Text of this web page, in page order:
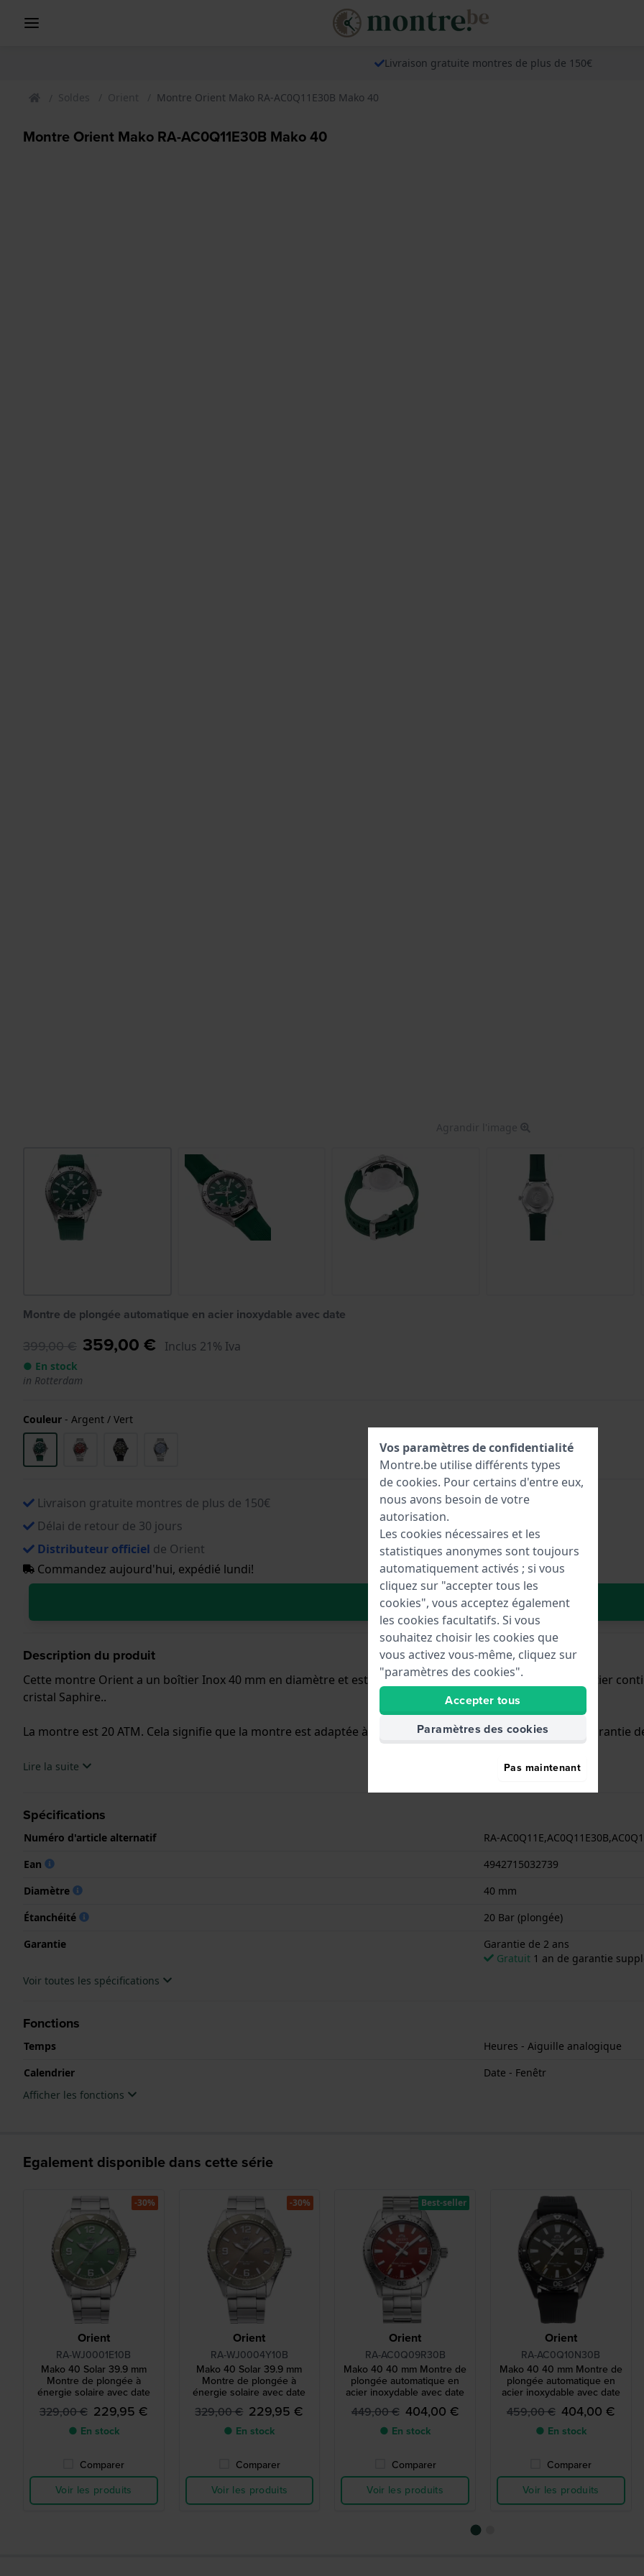
Livraison gratuite montres de plus de 150€
Soldes Orient Montre Orient Mako RA-AC0Q11E30B Mako 40
Montre Orient Mako RA-AC0Q11E30B Mako 40
Agrandir l'image
Montre de plongée automatique en acier inoxydable avec date
399,00 € 359,00 € Inclus 21% Iva
● En stock
in Rotterdam
Couleur - Argent / Vert
Livraison gratuite montres de plus de 150€
Délai de retour de 30 jours
Distributeur officiel de Orient
Commandez aujourd'hui, expédié lundi!
Dans le Panier
Description du produit
Cette montre Orient a un boîtier Inox 40 mm en diamètre et est équipée d'un bracelet caoutchouc. Le boîtier
cristal Saphire..
La montre est 20 ATM. Cela signifie que la montre est adaptée à la plongée. La montre est livrée avec la Garantie
.Lire la suite
Spécifications
Numéro d'article alternatif
RA-
Ean
4942715032739
Diamètre
40 mm
Étanchéité
20 Bar (plongée)
Garantie
Garantie de 2 ans
Gratuit 1 an de garantie
Voir toutes les spécifications
Fonctions
Temps
Heures - Aiguille analogique
Calendrier
Date - Fenêtr
Afficher les fonctions
Egalement disponible dans cette série
Orient
RA-WJ0001E10B
Mako 40 Solar 39.9 mm
Montre de plongée à
énergie solaire avec date
329,00 € 229,95 €
● En stock
Comparer
Voir les produits
-30%
Orient
RA-WJ0004Y10B
Mako 40 Solar 39.9 mm
Montre de plongée à
énergie solaire avec date
329,00 € 229,95 €
● En stock
Comparer
Voir les produits
-30%
Orient
RA-AC0Q09R30B
Mako 40 40 mm Montre de
plongée automatique en
acier inoxydable avec date
449,00 € 404,00 €
● En stock
Comparer
Voir les produits
Best-seller
Orient
RA-AC0Q10N30B
Mako 40 40 mm Montre de
plongée automatique en
acier inoxydable avec date
459,00 € 404,00 €
● En stock
Comparer
Voir les produits
Vos paramètres de confidentialité
Montre.be utilise différents types
de cookies. Pour certains d'entre eux,
nous avons besoin de votre
autorisation.
Les cookies nécessaires et les
statistiques anonymes sont toujours
automatiquement activés ; si vous
cliquez sur "accepter tous les
cookies", vous acceptez également
les cookies facultatifs. Si vous
souhaitez choisir les cookies que
vous activez vous-même, cliquez sur
"paramètres des cookies".
Accepter tous
Paramètres des cookies
Pas maintenant